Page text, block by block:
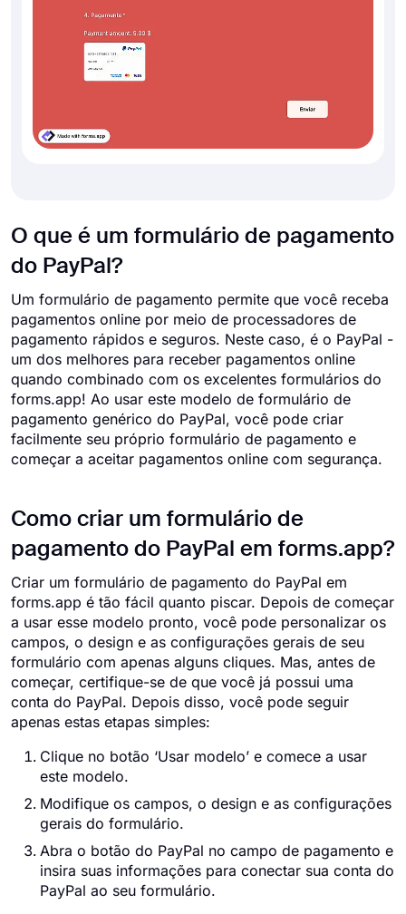
O que é um formulário de pagamento
do PayPal?
Um formulário de pagamento permite que você receba
pagamentos online por meio de processadores de
pagamento rápidos e seguros. Neste caso, é o PayPal -
um dos melhores para receber pagamentos online
quando combinado com os excelentes formulários do
forms.app! Ao usar este modelo de formulário de
pagamento genérico do PayPal, você pode criar
facilmente seu próprio formulário de pagamento e
começar a aceitar pagamentos online com segurança.
Como criar um formulário de
pagamento do PayPal em forms.app?
Criar um formulário de pagamento do PayPal em
forms.app é tão fácil quanto piscar. Depois de começar
a usar esse modelo pronto, você pode personalizar os
campos, o design e as configurações gerais de seu
formulário com apenas alguns cliques. Mas, antes de
começar, certifique-se de que você já possui uma
conta do PayPal. Depois disso, você pode seguir
apenas estas etapas simples:
Clique no botão ‘Usar modelo’ e comece a usar
este modelo.
Modifique os campos, o design e as configurações
gerais do formulário.
Abra o botão do PayPal no campo de pagamento e
insira suas informações para conectar sua conta do
PayPal ao seu formulário.